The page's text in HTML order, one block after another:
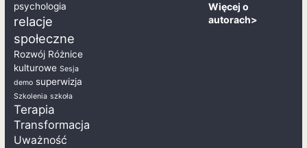
psychologia
relacje
społeczne
Rozwój Różnice
kulturowe Sesja
demo superwizja
Szkolenia szkoła
Terapia
Transformacja
Uważność
Więcej o
autorach>